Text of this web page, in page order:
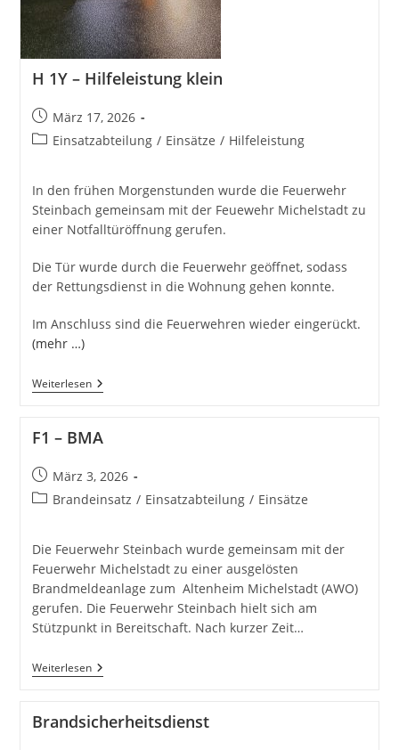
H 1Y – Hilfeleistung klein
Beitrag
veröffentlicht:
März 17, 2026
Beitrags-
Einsatzabteilung / Einsätze / Hilfeleistung
In den frühen Morgenstunden wurde die Feuerwehr
Steinbach gemeinsam mit der Feuewehr Michelstadt zu
einer Notfalltüröffnung gerufen.
Die Tür wurde durch die Feuerwehr geöffnet, sodass
der Rettungsdienst in die Wohnung gehen konnte.
Im Anschluss sind die Feuerwehren wieder eingerückt.
(mehr …)
WeiterlesenH
1Y
Klein
F1 – BMA
Beitrag
veröffentlicht:
März 3, 2026
Beitrags-
Brandeinsatz / Einsatzabteilung / Einsätze
Die Feuerwehr Steinbach wurde gemeinsam mit der
Feuerwehr Michelstadt zu einer ausgelösten
Brandmeldeanlage zum Altenheim Michelstadt (AWO)
gerufen. Die Feuerwehr Steinbach hielt sich am
Stützpunkt in Bereitschaft. Nach kurzer Zeit…
WeiterlesenF1
–
Brandsicherheitsdienst